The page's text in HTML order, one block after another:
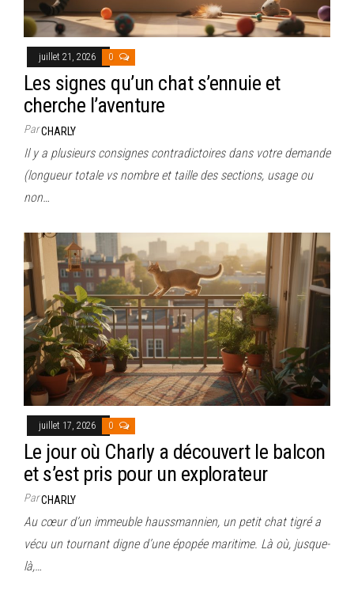
juillet 21, 2026 0
Les signes qu’un chat s’ennuie et
cherche l’aventure
ParCHARLY
Il y a plusieurs consignes contradictoires dans votre demande
(longueur totale vs nombre et taille des sections, usage ou
non…
juillet 17, 2026 0
Le jour où Charly a découvert le balcon
et s’est pris pour un explorateur
ParCHARLY
Au cœur d’un immeuble haussmannien, un petit chat tigré a
vécu un tournant digne d’une épopée maritime. Là où, jusque-
là,…